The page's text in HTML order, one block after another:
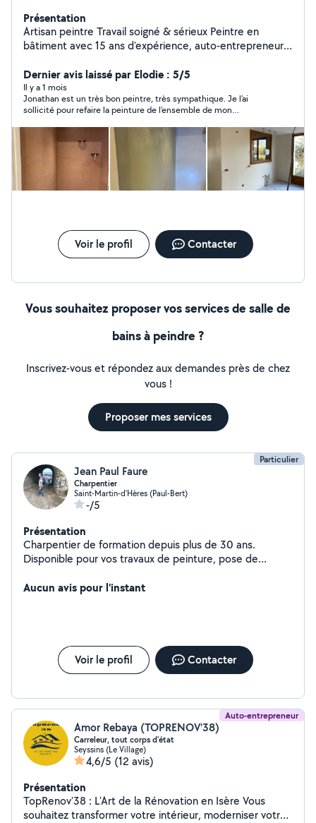
Présentation
Artisan peintre Travail soigné & sérieux Peintre en
bâtiment avec 15 ans d'expérience, auto-entrepreneur à
travaux de peinture intérieure et extérieure, en neuf ou
rénovation. Spécialité enduit décoratif ( stuco, béton
ciré Peinture murs, plafonds, boiseries Rafraîchissement
d'appartement / maison Préparation des supports
(rebouchage, ponçage, finitions) Travail propre, soigné
et respect des délais Intervention rapide Devis gratuit
Sérieux, ponctuel et à l'écoute
Dernier avis laissé par Elodie : 5/5
Il y a 1 mois
Jonathan est un très bon peintre, très sympathique. Je l’ai
sollicité pour refaire la peinture de l’ensemble de mon
l’écoute de ses clients. Je recommande vivement. Vous aurez
un rendu de qualité. Merci encore Jonathan, pour votre
Voir le profil Contacter
Vous souhaitez proposer vos services de salle de
bains à peindre ?
Inscrivez-vous et répondez aux demandes près de chez
vous !
Proposer mes services
Particulier
Jean Paul Faure
Charpentier
Saint-Martin-d'Hères (Paul-Bert)
-/5
Présentation
Charpentier de formation depuis plus de 30 ans.
Disponible pour vos travaux de peinture, pose de
travaux divers sur Grenoble et ses alentours.
Aucun avis pour l'instant
Voir le profil Contacter
Auto-entrepreneur
Amor Rebaya (TOPRENOV'38)
Carreleur, tout corps d'état
Seyssins (Le Village)
4,6/5 (12 avis)
Présentation
TopRenov'38 : L'Art de la Rénovation en Isère Vous
souhaitez transformer votre intérieur, moderniser votre